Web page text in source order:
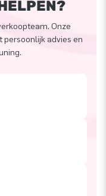
Onze
advies en